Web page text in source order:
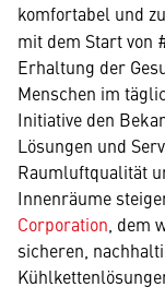
komfortabel und
mit dem Start von
Erhaltung der
Menschen im
Initiative den
Lösungen und
Raumluftqualität
Innenräume
Corporation , dem
sicheren,